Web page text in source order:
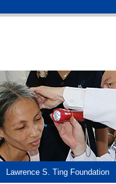
Lawrence S. Ting Foundation